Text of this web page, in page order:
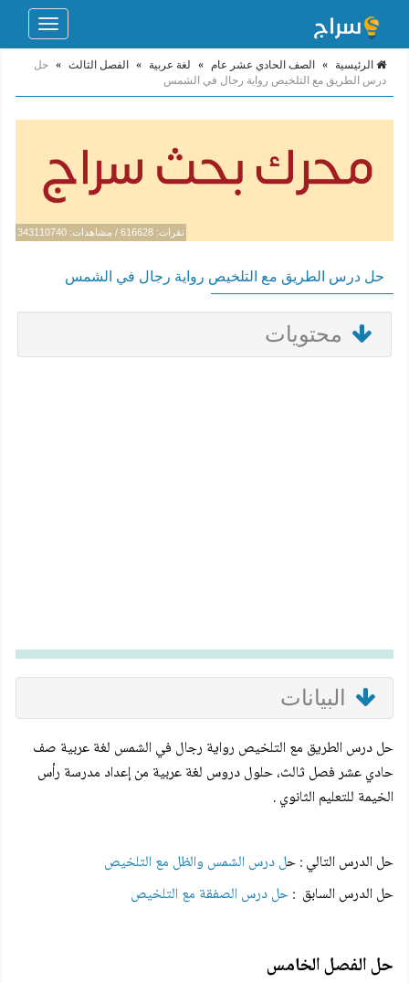
Toggle
الرئيسية » الصف الحادي عشر عام » لغة عربية » الفصل الثالث » حل
درس الطريق مع التلخيص رواية رجال في الشمس
نقرات: 616628 / مشاهدات: 343110740
حل درس الطريق مع التلخيص رواية رجال في الشمس
محتويات
البيانات
حل درس الطريق مع التلخيص رواية رجال في الشمس لغة عربية صف
حادي عشر فصل ثالث، حلول دروس لغة عربية من إعداد مدرسة رأس
الخيمة للتعليم الثانوي .
حل الدرس التالي : حل درس الشمس والظل مع التلخيص
حل الدرس السابق :حل درس الصفقة مع التلخيص
حل الفصل الخامس